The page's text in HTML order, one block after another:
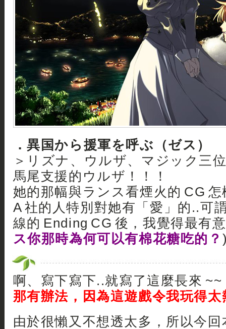
．異国から援軍を呼ぶ（ゼス）
＞リズナ、ウルザ、マジック三
馬尾支援的ウルザ！！！
她的那幅與ランス看煙火的 CG
A 社的人特別對她有「愛」的..可
線的 Ending CG 後，我覺得最有
ス你那時為何可以有棉花糖吃的？
啊、寫下寫下..就寫了這麼長來 ~~
那有辦法，因為這遊戲令我玩得太
由於很懶又不想透太多，所以今